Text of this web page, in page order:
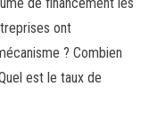
ont
? Combien
est le taux de